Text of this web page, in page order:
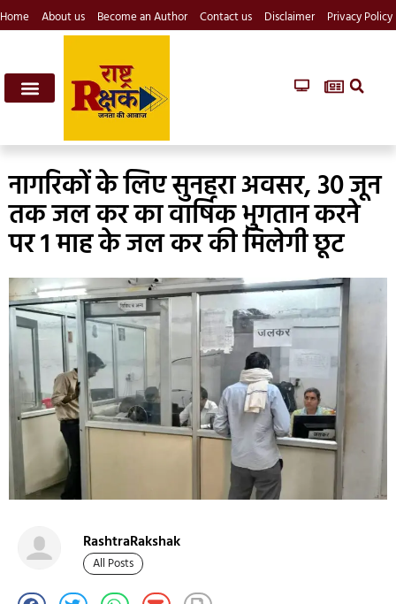
Home About us Become an Author Contact us Disclaimer Privacy Policy
नागरिकों के लिए सुनहरा अवसर, 30 जून
तक जल कर का वार्षिक भुगतान करने
पर 1 माह के जल कर की मिलेगी छूट
RashtraRakshak
All Posts